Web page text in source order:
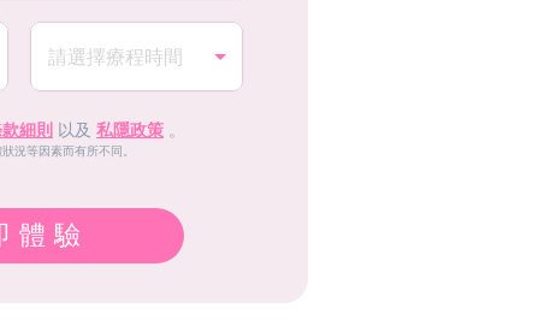
細則 以及 私隱政策 。
況等因素而有所不同。
體驗